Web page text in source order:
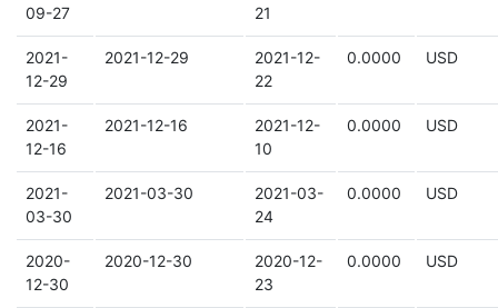
09-27
21
2021-
12-29
2021-12-29
2021-12-
22
0.0000 USD
2021-
12-16
2021-12-16
2021-12-
10
0.0000 USD
2021-
03-30
2021-03-30
2021-03-
24
0.0000 USD
2020-
12-30
2020-12-30
2020-12-
23
0.0000 USD